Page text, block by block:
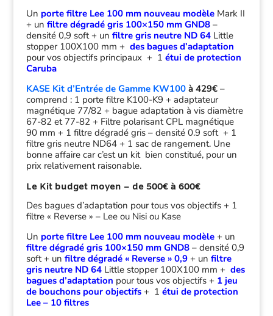
Un porte filtre Lee 100 mm nouveau modèleMark II
+ un filtre dégradé gris 100×150 mm GND8–
densité 0,9 soft + un filtre gris neutre ND 64Little
stopper 100X100 mm + des bagues d’adaptation
pour vos objectifs principaux + 1 étui de protection
Caruba
KASE Kit d’Entrée de Gamme KW100 à 429€–
comprend : 1 porte filtre K100-K9 + adaptateur
magnétique 77/82 + bague adaptation à vis diamètre
67-82 et 77-82 + Filtre polarisant CPL magnétique
90 mm + 1 filtre dégradé gris – densité 0.9 soft + 1
filtre gris neutre ND64 + 1 sac de rangement. Une
bonne affaire car c’est un kit bien constitué, pour un
prix relativement raisonable.
Le Kit budget moyen – de 500€ à 600€
Des bagues d’adaptation pour tous vos objectifs + 1
filtre « Reverse » – Lee ou Nisi ou Kase
Un porte filtre Lee 100 mm nouveau modèle+ un
filtre dégradé gris 100×150 mm GND8– densité 0,9
soft + un filtre dégradé « Reverse » 0,9+ un filtre
gris neutre ND 64Little stopper 100X100 mm + des
bagues d’adaptation pour tous vos objectifs + 1 jeu
de bouchons pour objectifs+ 1 étui de protection
Lee – 10 filtres